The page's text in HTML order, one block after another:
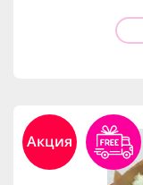
Акция